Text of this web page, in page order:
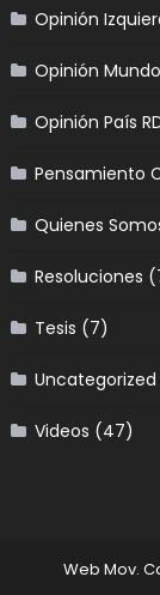
Opinión
Opinión Mundo
Opinión País
Pensamiento
Quienes
Resoluciones
Tesis (7)
Uncategorized
Videos (47)
Web Mov.